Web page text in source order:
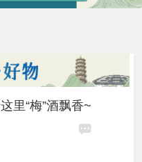
里“梅”酒飘香~